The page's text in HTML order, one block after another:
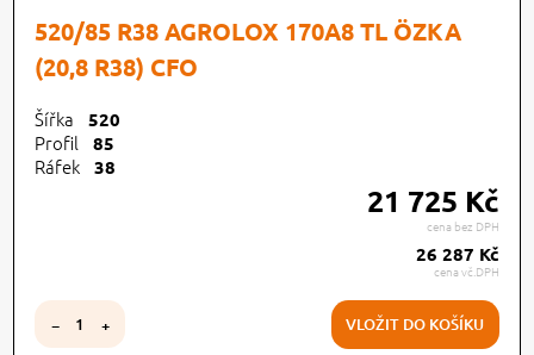
520/85 R38 AGROLOX 170A8 TL ÖZKA
(20,8 R38) CFO
Šířka 520
Profil 85
Ráfek 38
21 725 Kč
cena bez DPH
26 287 Kč
cena vč.DPH
− + VLOŽIT DO KOŠÍKU